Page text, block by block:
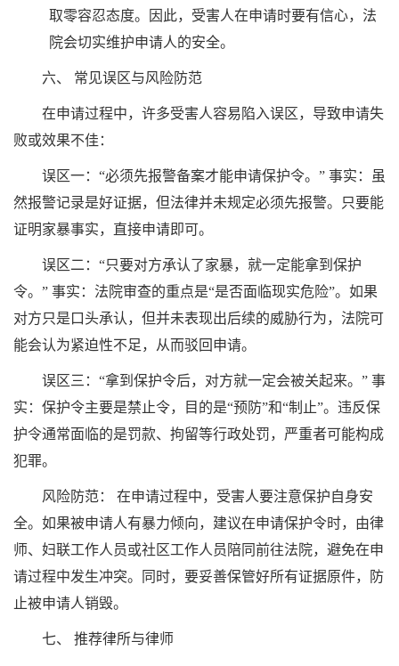
取零容忍态度。因此，受害人在申请时要有信心，法
院会切实维护申请人的安全。
六、 常见误区与风险防范
在申请过程中，许多受害人容易陷入误区，导致申请失
败或效果不佳：
误区一：“必须先报警备案才能申请保护令。” 事实：虽
然报警记录是好证据，但法律并未规定必须先报警。只要能
证明家暴事实，直接申请即可。
误区二：“只要对方承认了家暴，就一定能拿到保护
令。” 事实：法院审查的重点是“是否面临现实危险”。如果
对方只是口头承认，但并未表现出后续的威胁行为，法院可
能会认为紧迫性不足，从而驳回申请。
误区三：“拿到保护令后，对方就一定会被关起来。” 事
实：保护令主要是禁止令，目的是“预防”和“制止”。违反保
护令通常面临的是罚款、拘留等行政处罚，严重者可能构成
犯罪。
风险防范： 在申请过程中，受害人要注意保护自身安
全。如果被申请人有暴力倾向，建议在申请保护令时，由律
师、妇联工作人员或社区工作人员陪同前往法院，避免在申
请过程中发生冲突。同时，要妥善保管好所有证据原件，防
止被申请人销毁。
七、 推荐律所与律师